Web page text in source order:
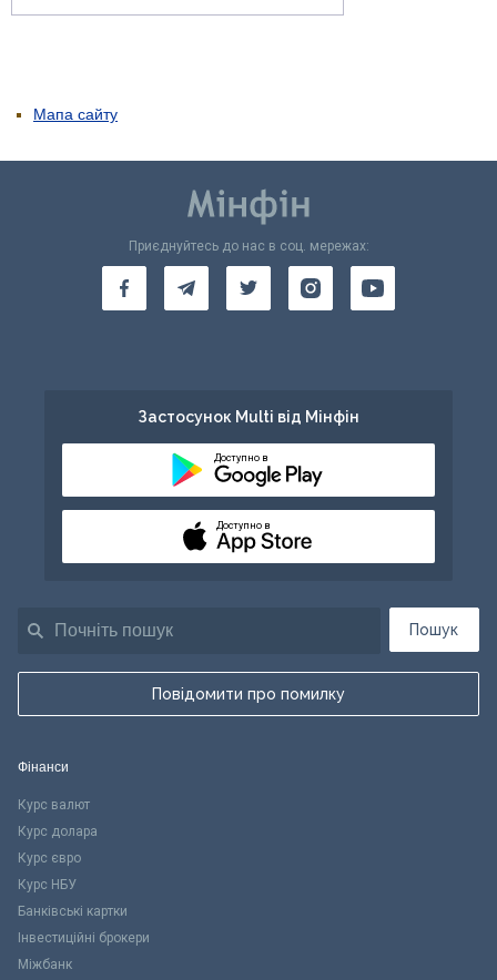
Мапа сайту
Пошук
Повідомити про помилку
Приєднуйтесь до нас в соц. мережах:
Застосунок Multi від Мінфін
Доступно в
Доступно в
Фінанси
Курс валют
Курс долара
Курс євро
Курс НБУ
Банківські картки
Інвестиційні брокери
Міжбанк